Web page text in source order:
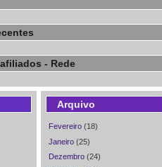
- Rede
Arquivo
Fevereiro (18)
Janeiro (25)
Dezembro (24)